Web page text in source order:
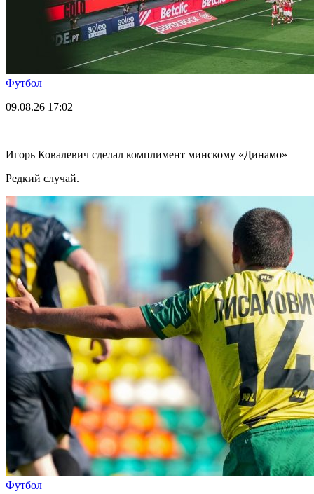
Футбол
09.08.26 17:02
Игорь Ковалевич сделал комплимент минскому «Динамо»
Редкий случай.
Футбол